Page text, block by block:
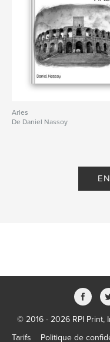
Arles
De Daniel Nassoy
© 2016 - 2026 RPI Print,
Tarifs
Politique de